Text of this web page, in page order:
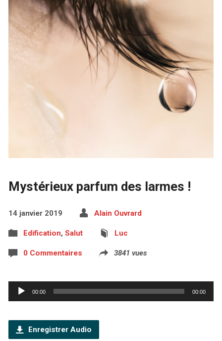
Mystérieux parfum des larmes !
14 janvier 2019 Alain Ouvrard
Edification, Salut Luc
0 Commentaires 3841 vues
Lecteur
audio
00:00 00:00
Enregistrer Audio